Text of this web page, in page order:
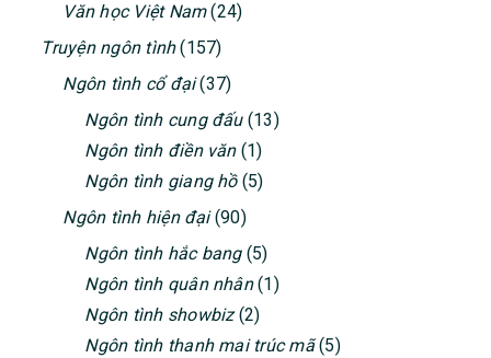
Văn học Việt Nam(24)
Truyện ngôn tình(157)
Ngôn tình cổ đại(37)
Ngôn tình cung đấu(13)
Ngôn tình điền văn(1)
Ngôn tình giang hồ(5)
Ngôn tình hiện đại(90)
Ngôn tình hắc bang(5)
Ngôn tình quân nhân(1)
Ngôn tình showbiz(2)
Ngôn tình thanh mai trúc mã(5)